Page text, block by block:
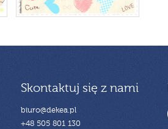
Skontaktuj się z nami
biuro@dekea.pl
+48 505 801 130